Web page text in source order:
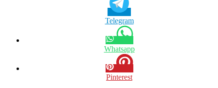
Telegram
Whatsapp
Pinterest